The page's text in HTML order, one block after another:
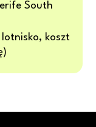
South
koszt